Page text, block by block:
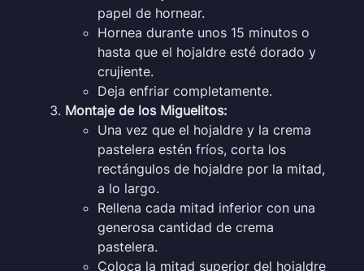
papel de hornear.
Hornea durante unos 15 minutos o
hasta que el hojaldre esté dorado y
crujiente.
Deja enfriar completamente.
Montaje de los Miguelitos:
Una vez que el hojaldre y la crema
pastelera estén fríos, corta los
rectángulos de hojaldre por la mitad,
a lo largo.
Rellena cada mitad inferior con una
generosa cantidad de crema
pastelera.
Coloca la mitad superior del hojaldre